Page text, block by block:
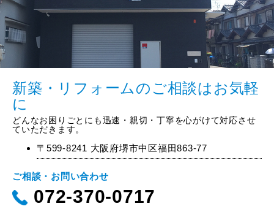
新築・リフォームのご相談はお気軽
に
どんなお困りごとにも迅速・親切・丁寧を心がけて対応させ
ていただきます。
〒599-8241 大阪府堺市中区福田863-77
ご相談・お問い合わせ
072-370-0717